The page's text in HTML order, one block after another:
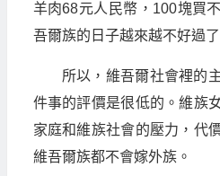
羊肉68元人民幣，100塊買
吾爾族的日子越來越不好過了
所以，維吾爾社會裡的
件事的評價是很低的。維族
家庭和維族社會的壓力，代
維吾爾族都不會嫁外族。